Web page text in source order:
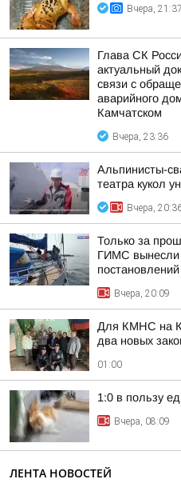
Вчера, 21:37
Глава СК
актуальный
связи с
аварийного
Камчатском
Вчера, 23:36
Альпинисты-
театра кукол
Вчера,
Только за
ГИМС вынесли
постановлений
Вчера, 20:09
Для КМНС на
два новых
01:00
1:0 в пользу
Вчера, 08:09
ЛЕНТА НОВОСТЕЙ